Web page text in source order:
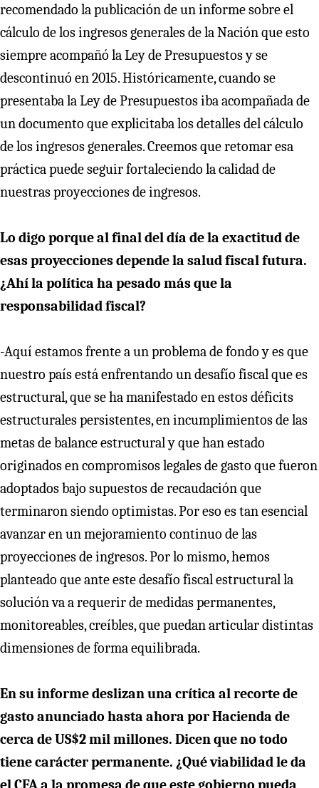
recomendado la publicación de un informe sobre el
cálculo de los ingresos generales de la Nación que esto
siempre acompañó la Ley de Presupuestos y se
descontinuó en 2015. Históricamente, cuando se
presentaba la Ley de Presupuestos iba acompañada de
un documento que explicitaba los detalles del cálculo
de los ingresos generales. Creemos que retomar esa
práctica puede seguir fortaleciendo la calidad de
nuestras proyecciones de ingresos.
Lo digo porque al final del día de la exactitud de
esas proyecciones depende la salud fiscal futura.
¿Ahí la política ha pesado más que la
responsabilidad fiscal?
-Aquí estamos frente a un problema de fondo y es que
nuestro país está enfrentando un desafío fiscal que es
estructural, que se ha manifestado en estos déficits
estructurales persistentes, en incumplimientos de las
metas de balance estructural y que han estado
originados en compromisos legales de gasto que fueron
adoptados bajo supuestos de recaudación que
terminaron siendo optimistas. Por eso es tan esencial
avanzar en un mejoramiento continuo de las
proyecciones de ingresos. Por lo mismo, hemos
planteado que ante este desafío fiscal estructural la
solución va a requerir de medidas permanentes,
monitoreables, creíbles, que puedan articular distintas
dimensiones de forma equilibrada.
En su informe deslizan una crítica al recorte de
gasto anunciado hasta ahora por Hacienda de
cerca de US$2 mil millones. Dicen que no todo
tiene carácter permanente. ¿Qué viabilidad le da
el CFA a la promesa de que este gobierno pueda